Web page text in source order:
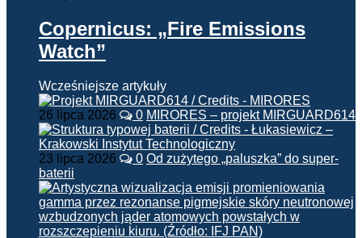
Copernicus: „Fire Emissions
Watch”
Wcześniejsze artykuły
26 lipca 2026 0 MIRORES – projekt MIRGUARD614
23 lipca 2026 0 Od zużytego „paluszka” do super-
baterii